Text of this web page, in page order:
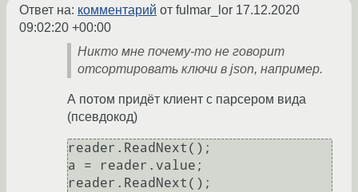
Ответ на: комментарий от fulmar_lor 17.12.2020
09:02:20 +00:00
Никто мне почему-то не говорит
отсортировать ключи в json, например.
А потом придёт клиент с парсером вида
(псевдокод)
reader.ReadNext();
a = reader.value;
reader.ReadNext();